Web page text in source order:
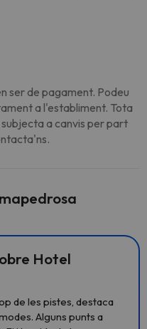
ser de pagament. Podeu
a l'establiment. Tota
a canvis per part
Hotel
de les pistes, destaca
Alguns punts a